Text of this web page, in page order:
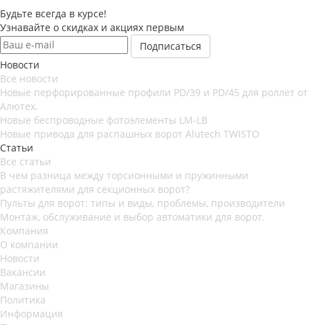
Будьте всегда в курсе!
Узнавайте о скидках и акциях первым
Новости
Все новости
Новые перфорированные профили PD/39 и PD/45 для роллет от
Алютех.
Новые беспроводные фотоэлементы LM-LB
Новые привода для распашных ворот Alutech TWISTO
Статьи
Все статьи
В чем разница между торсионными и пружинными
растяжителями для секционных ворот?
Пульты для ворот: типы и виды, проблемы, производители
Монтаж, обслуживание и выбор автоматики для ворот.
Компания
О компании
Новости
Вакансии
Магазины
Политика
Информация